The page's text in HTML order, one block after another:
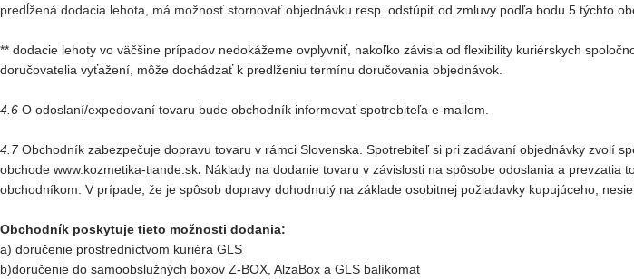
predĺžená dodacia lehota, má možnosť stornovať objednávku resp. odstúpiť od zmluvy podľa bodu 5 týchto
** dodacie lehoty vo väčšine prípadov nedokážeme ovplyvniť, nakoľko závisia od flexibility kuriérskych
doručovatelia vyťažení, môže dochádzať k predlženiu termínu doručovania objednávok.
4.6 O odoslaní/expedovaní tovaru bude obchodník informovať spotrebiteľa e-mailom.
4.7Obchodník zabezpečuje dopravu tovaru v rámci Slovenska. Spotrebiteľ si pri zadávaní objednávky zvolí
obchode www.kozmetika-tiande.sk. Náklady na dodanie tovaru v závislosti na spôsobe odoslania a
obchodníkom. V prípade, že je spôsob dopravy dohodnutý na základe osobitnej požiadavky kupujúceho,
Obchodník poskytuje tieto možnosti dodania:
a) doručenie prostredníctvom kuriéra GLS
b)doručenie do samoobslužných boxov Z-BOX, AlzaBox a GLS balíkomat